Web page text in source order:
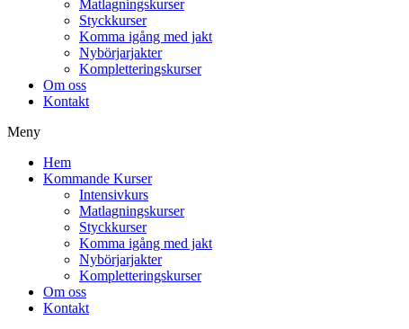
Matlagningskurser
Styckkurser
Komma igång med jakt
Nybörjarjakter
Kompletteringskurser
Om oss
Kontakt
Meny
Hem
Kommande Kurser
Intensivkurs
Matlagningskurser
Styckkurser
Komma igång med jakt
Nybörjarjakter
Kompletteringskurser
Om oss
Kontakt